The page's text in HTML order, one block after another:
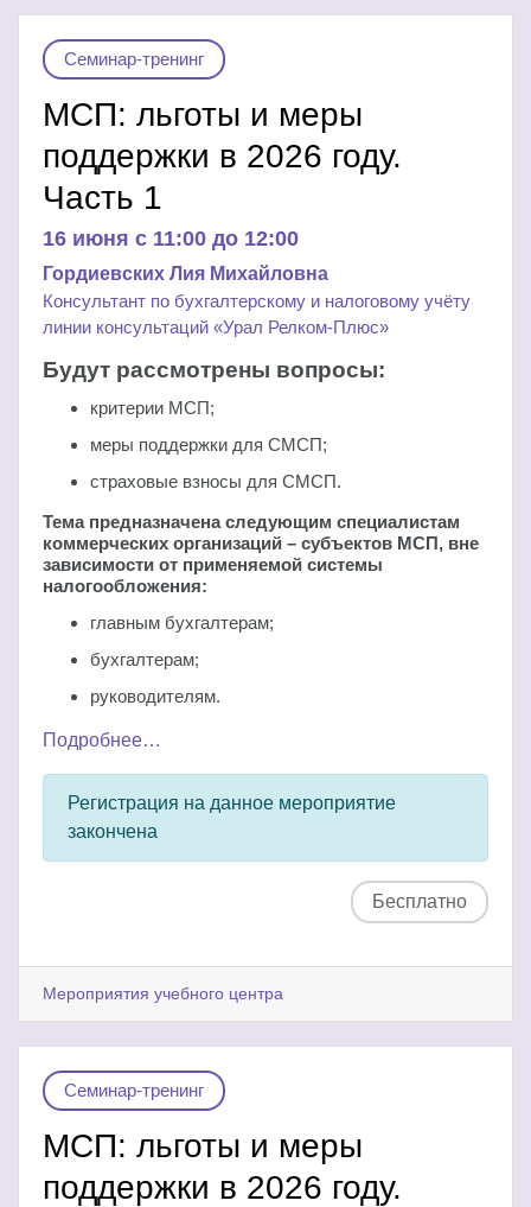
Семинар-тренинг
МСП: льготы и меры
поддержки в 2026 году.
Часть 1
16 июня c 11:00 до 12:00
Гордиевских Лия Михайловна
Консультант по бухгалтерскому и налоговому учёту
линии консультаций «Урал Релком-Плюс»
Будут рассмотрены вопросы:
критерии МСП;
меры поддержки для СМСП;
страховые взносы для СМСП.
Тема предназначена следующим специалистам
коммерческих организаций – субъектов МСП, вне
зависимости от применяемой системы
налогообложения:
главным бухгалтерам;
бухгалтерам;
руководителям.
Подробнее…
Регистрация на данное мероприятие
закончена
Бесплатно
Мероприятия учебного центра
Семинар-тренинг
МСП: льготы и меры
поддержки в 2026 году.